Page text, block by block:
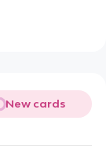
New cards